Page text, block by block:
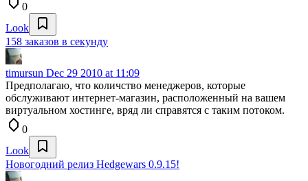
0
Look
158 заказов в секунду
timursun Dec 29 2010 at 11:09
Предполагаю, что количство менеджеров, которые
обслуживают интернет-магазин, расположенный на вашем
виртуальном хостинге, вряд ли справятся с таким потоком.
0
Look
Новогодний релиз Hedgewars 0.9.15!